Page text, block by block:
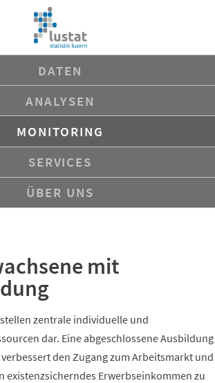
DATEN
ANALYSEN
MONITORING
SERVICES
ÜBER UNS
mit
zentrale individuelle und
dar. Eine abgeschlossene Ausbildung
den Zugang zum Arbeitsmarkt und
existenzsicherndes Erwerbseinkommen zu